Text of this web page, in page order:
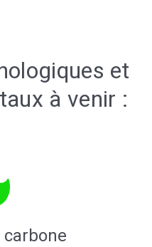
et
à venir :